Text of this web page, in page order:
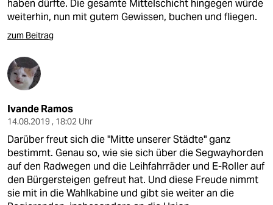
haben dürfte. Die gesamte Mittelschicht hingegen würde
weiterhin, nun mit gutem Gewissen, buchen und fliegen.
zum Beitrag
Ivande Ramos
14.08.2019 , 18:02 Uhr
Darüber freut sich die "Mitte unserer Städte" ganz
bestimmt. Genau so, wie sie sich über die Segwayhorden
auf den Radwegen und die Leihfahrräder und E-Roller auf
den Bürgersteigen gefreut hat. Und diese Freude nimmt
sie mit in die Wahlkabine und gibt sie weiter an die